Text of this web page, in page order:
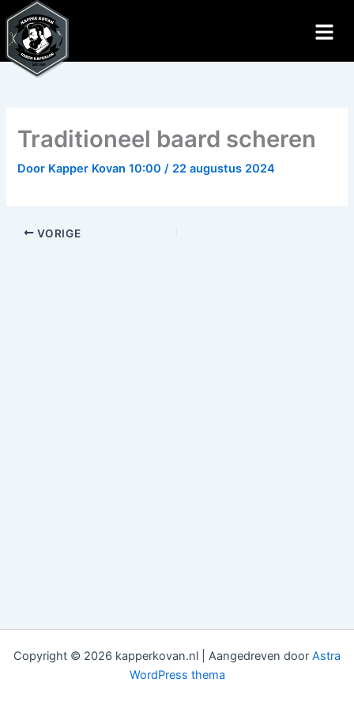
naar
de
inhoud
Traditioneel baard scheren
Door Kapper Kovan 10:00/ 22 augustus 2024
VORIGE
Copyright © 2026 kapperkovan.nl | Aangedreven door Astra
WordPress thema